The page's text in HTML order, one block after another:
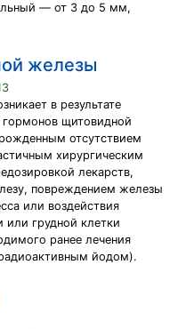
— от 3 до 5 мм,
железы
в результате
гормонов щитовидной
отсутствием
хирургическим
лекарств,
повреждением железы
или воздействия
грудной клетки
ранее лечения
йодом).